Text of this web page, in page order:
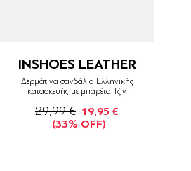
INSHOES LEATHER
Δερμάτινα σανδάλια Ελληνικής
κατασκευής με μπαρέτα Τζιν
29,99 € 19,95 €
(33% OFF)